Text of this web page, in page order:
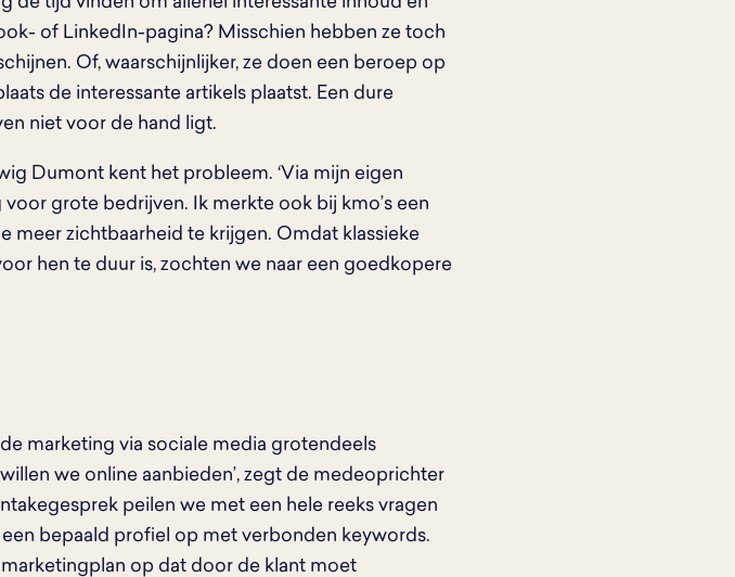
of LinkedIn-pagina? Misschien hebben ze toch
Of, waarschijnlijker, ze doen een beroep op
de interessante artikels plaatst. Een dure
niet voor de hand ligt.
Dumont kent het probleem. ‘Via mijn eigen
grote bedrijven. Ik merkte ook bij kmo’s een
meer zichtbaarheid te krijgen. Omdat klassieke
hen te duur is, zochten we naar een goedkopere
marketing via sociale media grotendeels
we online aanbieden’, zegt de medeoprichter
peilen we met een hele reeks vragen
bepaald profiel op met verbonden keywords.
op dat door de klant moet